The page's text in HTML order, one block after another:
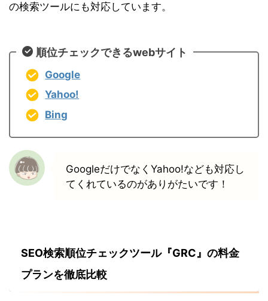
の検索ツールにも対応しています。
順位チェックできるwebサイト
Google
Yahoo!
Bing
GoogleだけでなくYahoo!なども対応し
てくれているのがありがたいです！
SEO検索順位チェックツール『GRC』の料金
プランを徹底比較